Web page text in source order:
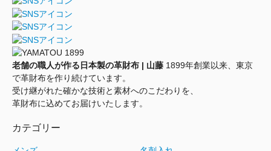
老舗の職人が作る日本製の革財布 | 山藤 1899年創業以来、東京
で革財布を作り続けています。
受け継がれた確かな技術と素材へのこだわりを、
革財布に込めてお届けいたします。
カテゴリー